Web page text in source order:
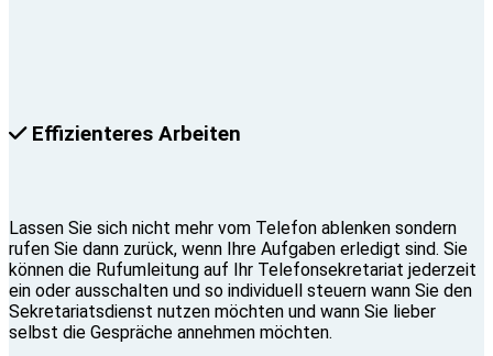
Effizienteres Arbeiten
Lassen Sie sich nicht mehr vom Telefon ablenken sondern
rufen Sie dann zurück, wenn Ihre Aufgaben erledigt sind. Sie
können die Rufumleitung auf Ihr Telefonsekretariat jederzeit
ein oder ausschalten und so individuell steuern wann Sie den
Sekretariatsdienst nutzen möchten und wann Sie lieber
selbst die Gespräche annehmen möchten.